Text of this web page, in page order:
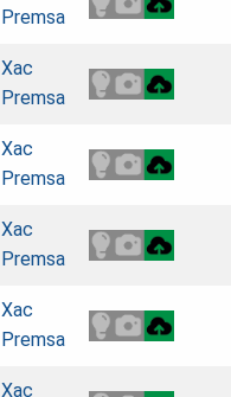
Premsa
Xac
Premsa
Xac
Premsa
Xac
Premsa
Xac
Premsa
Xac